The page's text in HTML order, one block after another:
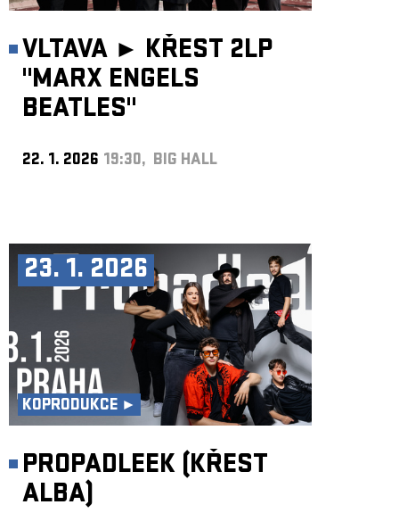
VLTAVA ► KŘEST 2LP
"MARX ENGELS
BEATLES"
22. 1. 2026 19:30, BIG HALL
23. 1. 2026
KOPRODUKCE ►
PROPADLEEK (KŘEST
ALBA)